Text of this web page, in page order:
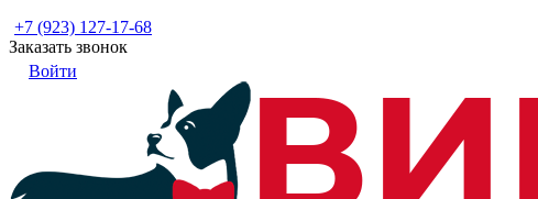
+7 (923) 127-17-68
Заказать звонок
Войти